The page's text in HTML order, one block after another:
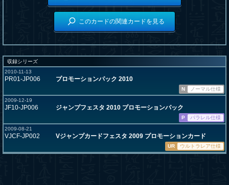
このカードの関連カードを見る
収録シリーズ
2010-11-13
PR01-JP006 プロモーションパック 2010
N
ノーマル仕様
2009-12-19
JF10-JP006 ジャンプフェスタ 2010 プロモーションパック
P
パラレル仕様
2009-08-21
VJCF-JP002 Vジャンプカードフェスタ 2009 プロモーションカード
UR ウルトラレア仕様